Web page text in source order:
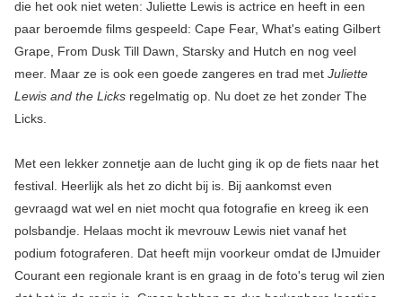
die het ook niet weten: Juliette Lewis is actrice en heeft in een
paar beroemde films gespeeld: Cape Fear, What's eating Gilbert
Grape, From Dusk Till Dawn, Starsky and Hutch en nog veel
meer. Maar ze is ook een goede zangeres en trad met Juliette
Lewis and the Licksregelmatig op. Nu doet ze het zonder The
Licks.
Met een lekker zonnetje aan de lucht ging ik op de fiets naar het
festival. Heerlijk als het zo dicht bij is. Bij aankomst even
gevraagd wat wel en niet mocht qua fotografie en kreeg ik een
polsbandje. Helaas mocht ik mevrouw Lewis niet vanaf het
podium fotograferen. Dat heeft mijn voorkeur omdat de IJmuider
Courant een regionale krant is en graag in de foto's terug wil zien